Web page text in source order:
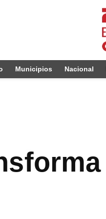
Municipios Nacional